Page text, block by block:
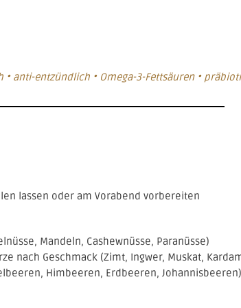
• anti-entzündlich • Omega-3-Fettsäuren •
lassen oder am Vorabend vorbereiten
Mandeln, Cashewnüsse, Paranüsse)
nach Geschmack (Zimt, Ingwer, Muskat,
Himbeeren, Erdbeeren, Johannisbeeren)